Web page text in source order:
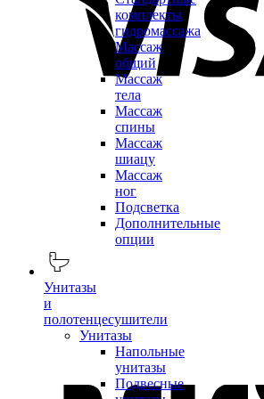
комплекты
гидромассажа
Массаж
общий
Массаж
тела
Массаж
спины
Массаж
шиацу
Массаж
ног
Подсветка
Дополнительные
опции
Унитазы
и
полотенцесушители
Унитазы
Напольные
унитазы
Подвесные